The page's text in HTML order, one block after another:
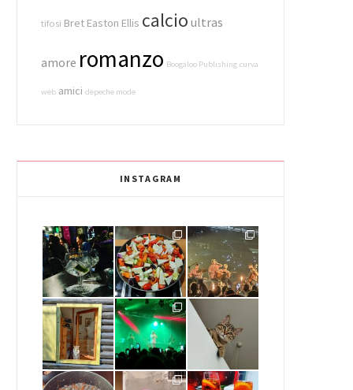
tifosi Bret Easton Ellis calcio ultras
amore romanzo Boogaloo Publishing curva
web amici depeche mode
INSTAGRAM